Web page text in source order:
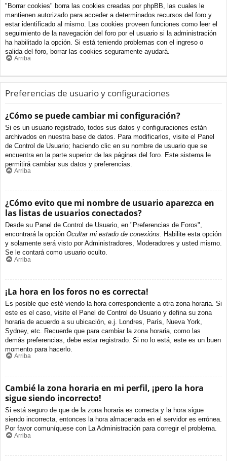
"Borrar cookies" borra las cookies creadas por phpBB, las cuales le
mantienen autorizado para acceder a determinados recursos del foro y
estar identificado al mismo. Las cookies proveen funciones como leer el
seguimiento de la navegación del foro por el usuario si la administración
ha habilitado la opción. Si está teniendo problemas con el ingreso o
salida del foro, borrar las cookies seguramente ayudará.
Arriba
Preferencias de usuario y configuraciones
¿Cómo se puede cambiar mi configuración?
Si es un usuario registrado, todos sus datos y configuraciones están
archivados en nuestra base de datos. Para modificarlos, visite el Panel
de Control de Usuario; haciendo clic en su nombre de usuario que se
encuentra en la parte superior de las páginas del foro. Este sistema le
permitirá cambiar sus datos y preferencias.
Arriba
¿Cómo evito que mi nombre de usuario aparezca en
las listas de usuarios conectados?
Desde su Panel de Control de Usuario, en "Preferencias de Foros",
encontrará la opción Ocultar mi estado de conexións. Habilite esta opción
y solamente será visto por Administradores, Moderadores y usted mismo.
Se le contará como usuario oculto.
Arriba
¡La hora en los foros no es correcta!
Es posible que esté viendo la hora correspondiente a otra zona horaria. Si
este es el caso, visite el Panel de Control de Usuario y defina su zona
horaria de acuerdo a su ubicación, e.j. Londres, París, Nueva York,
Sydney, etc. Recuerde que para cambiar la zona horaria, como las
demás preferencias, debe estar registrado. Si no lo está, este es un buen
momento para hacerlo.
Arriba
Cambié la zona horaria en mi perfil, ¡pero la hora
sigue siendo incorrecto!
Si está seguro de que de la zona horaria es correcta y la hora sigue
siendo incorrecta, entonces la hora almacenada en el servidor es errónea.
Por favor comuníquese con La Administración para corregir el problema.
Arriba